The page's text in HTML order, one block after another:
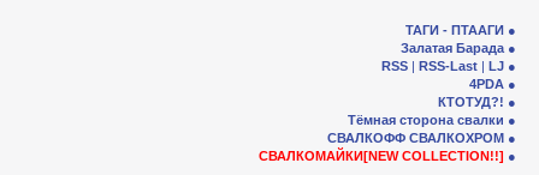
ТАГИ - ПТААГИ
Залатая Барада
RSS | RSS-Last | LJ
4PDA
КТОТУД?!
Тёмная сторона свалки
СВАЛКОФФ СВАЛКОХРОМ
СВАЛКОМАЙКИ[NEW COLLECTION!!]